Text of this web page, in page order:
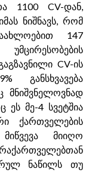
1100 CV-დან,
ნიშნავს, რომ
147
CV-ის
განსხვავება
მნიშვნელოვნად
მე-4 სვეტშია
ქართველების
მიიღო
ნაწილს თუ